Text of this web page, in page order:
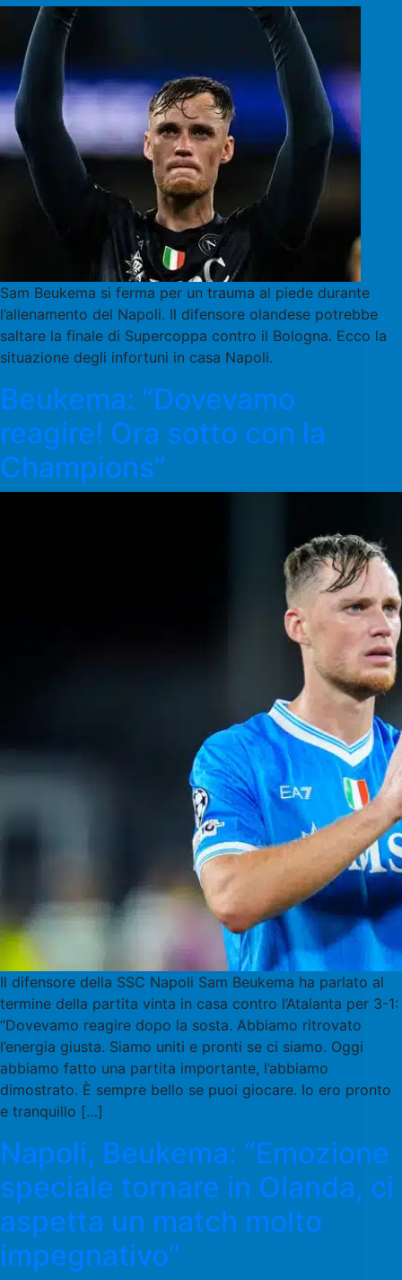
Sam Beukema si ferma per un trauma al piede durante
l’allenamento del Napoli. Il difensore olandese potrebbe
saltare la finale di Supercoppa contro il Bologna. Ecco la
situazione degli infortuni in casa Napoli.
Beukema: “Dovevamo
reagire! Ora sotto con la
Champions”
Il difensore della SSC Napoli Sam Beukema ha parlato al
termine della partita vinta in casa contro l’Atalanta per 3-1:
“Dovevamo reagire dopo la sosta. Abbiamo ritrovato
l’energia giusta. Siamo uniti e pronti se ci siamo. Oggi
abbiamo fatto una partita importante, l’abbiamo
dimostrato. È sempre bello se puoi giocare. Io ero pronto
e tranquillo […]
Napoli, Beukema: “Emozione
speciale tornare in Olanda, ci
aspetta un match molto
impegnativo”